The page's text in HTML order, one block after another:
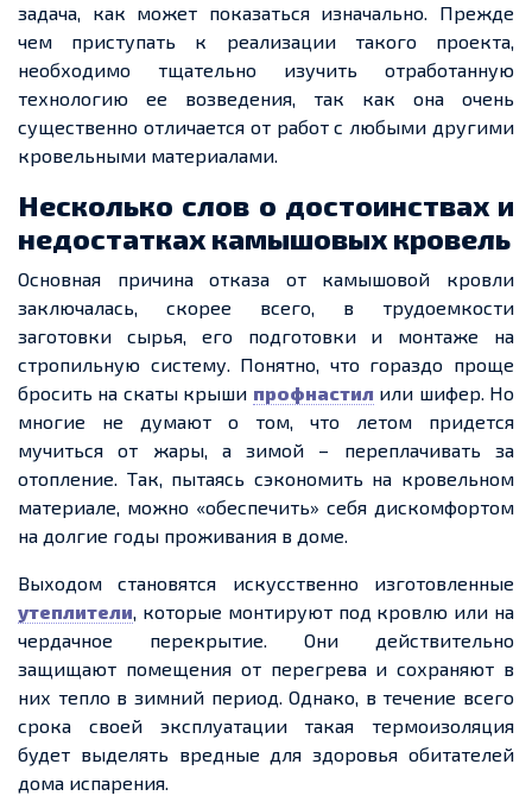
задача, как может показаться изначально. Прежде
чем приступать к реализации такого проекта,
необходимо тщательно изучить отработанную
технологию ее возведения, так как она очень
существенно отличается от работ с любыми другими
кровельными материалами.
Несколько слов о достоинствах и
недостатках камышовых кровель
Основная причина отказа от камышовой кровли
заключалась, скорее всего, в трудоемкости
заготовки сырья, его подготовки и монтаже на
стропильную систему. Понятно, что гораздо проще
бросить на скаты крыши профнастил или шифер. Но
многие не думают о том, что летом придется
мучиться от жары, а зимой – переплачивать за
отопление. Так, пытаясь сэкономить на кровельном
материале, можно «обеспечить» себя дискомфортом
на долгие годы проживания в доме.
Выходом становятся искусственно изготовленные
утеплители, которые монтируют под кровлю или на
чердачное перекрытие. Они действительно
защищают помещения от перегрева и сохраняют в
них тепло в зимний период. Однако, в течение всего
срока своей эксплуатации такая термоизоляция
будет выделять вредные для здоровьяобитателей
дома испарения.